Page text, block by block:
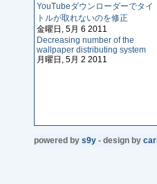
YouTubeダウンローダーでタイ
トルが取れないのを修正
金曜日, 5月 6 2011
Decreasing number of the
wallpaper distributing system
月曜日, 5月 2 2011
powered by s9y - design by carl